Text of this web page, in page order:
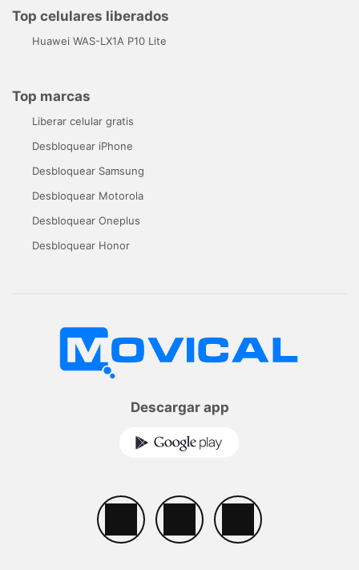
Top celulares liberados
Huawei WAS-LX1A P10 Lite
Top marcas
Liberar celular gratis
Desbloquear iPhone
Desbloquear Samsung
Desbloquear Motorola
Desbloquear Oneplus
Desbloquear Honor
Descargar app